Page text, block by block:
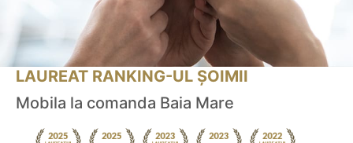
LAUREAT RANKING-UL ȘOIMII
Mobila la comanda Baia Mare